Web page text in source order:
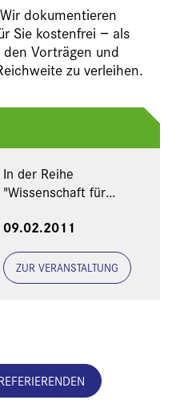
Wir dokumentieren
Sie kostenfrei − als
Vorträgen und
zu verleihen.
In der Reihe
"Wissenschaft für
Deutschen Museum
09.02.2011
ZUR VERANSTALTUNG